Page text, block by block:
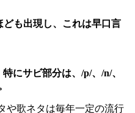
ども出現し、これは早口言
にサビ部分は、/p/、/n/、
や歌ネタは毎年一定の流行